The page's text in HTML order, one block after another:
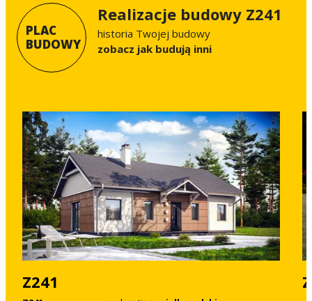
PLAC
BUDOWY
Realizacje budowy Z241
historia Twojej budowy
Zobacz jak budują inni
Z241